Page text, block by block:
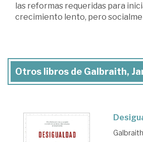
las reformas requeridas para
crecimiento lento, pero
Otros libros de Galbraith,